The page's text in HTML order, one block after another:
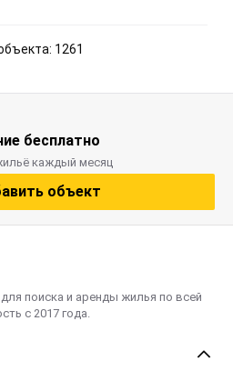
1261
бесплатно
каждый месяц
объект
поиска и аренды жилья по всей
с 2017 года.